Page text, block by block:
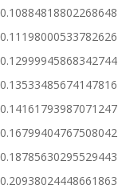
0.10884818802268648
0.11198000533782626
0.12999945868342744
0.13533485674147816
0.14161793987071247
0.16799404767508042
0.18785630295529443
0.20938024448661863